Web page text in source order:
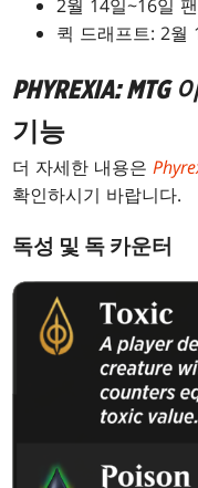
2월 14일~16일
퀵 드래프트: 2월
PHYREXIA:MTG
기능
더 자세한 내용은
확인하시기 바랍니다.
독성 및 독 카운터